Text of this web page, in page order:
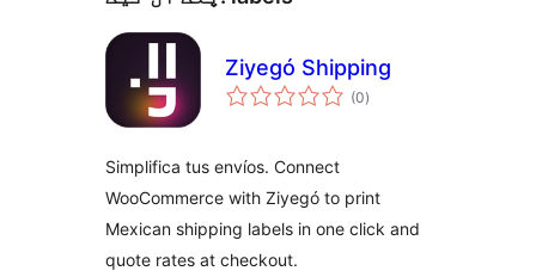
Ziyegó Shipping
(0مجموعی
درجہ
)
Simplifica tus envíos. Connect
WooCommerce with Ziyegó to print
Mexican shipping labels in one click and
quote rates at checkout.